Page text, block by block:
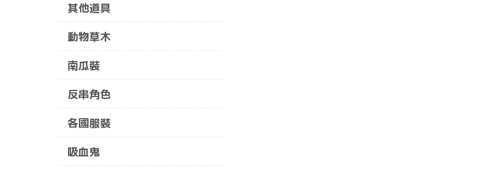
其他道具
動物草木
南瓜裝
反串角色
各國服裝
吸血鬼